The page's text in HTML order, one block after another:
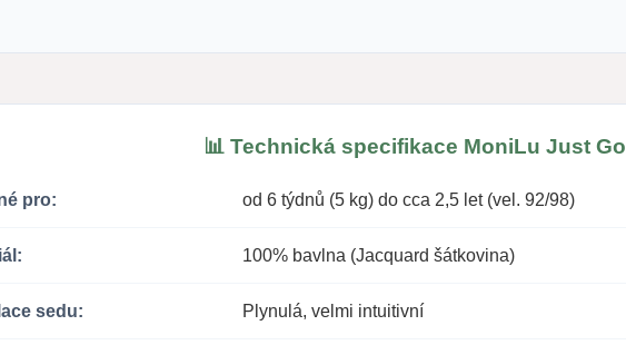
📊 Technická specifikace MoniLu Just Go
pro: od 6 týdnů (5 kg) do cca 2,5 let (vel. 92/98)
100% bavlna (Jacquard šátkovina)
sedu: Plynulá, velmi intuitivní